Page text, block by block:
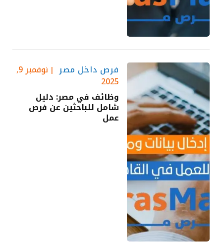
فرص داخل مصر نوفمبر 9,
2025
وظائف في مصر: دليل
شامل للباحثين عن فرص
عمل